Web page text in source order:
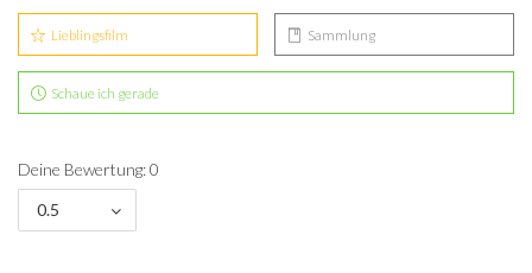
Lieblingsfilm Sammlung
Schaue ich gerade
Deine Bewertung: 0
0.5